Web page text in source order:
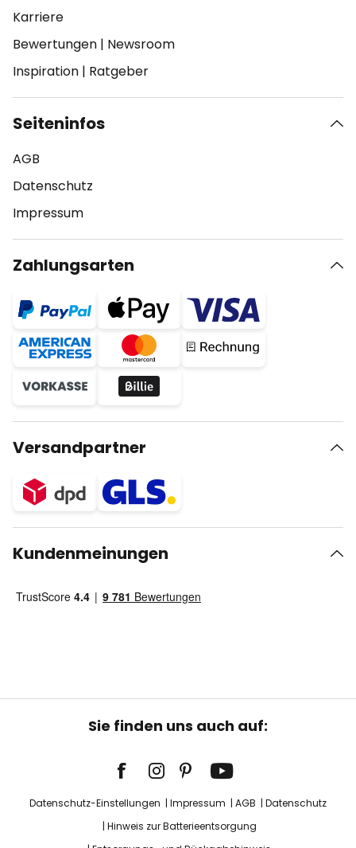
Karriere
Bewertungen | Newsroom
Inspiration | Ratgeber
Seiteninfos
AGB
Datenschutz
Impressum
Zahlungsarten
Versandpartner
Kundenmeinungen
Sie finden uns auch auf:
Datenschutz-Einstellungen Impressum AGB
Datenschutz
Hinweis zur Batterieentsorgung